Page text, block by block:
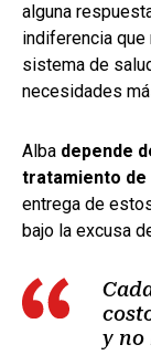
alguna
indiferencia
sistema de
necesidades
Alba depende
tratamiento de
entrega de
bajo la excusa
y no